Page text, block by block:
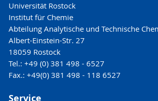
Universität Rostock
Institut für Chemie
Abteilung Analytische und Technische
Albert-Einstein-Str. 27
18059 Rostock
Tel.: +49 (0) 381 498 - 6527
Fax.: +49(0) 381 498 - 118 6527
Service